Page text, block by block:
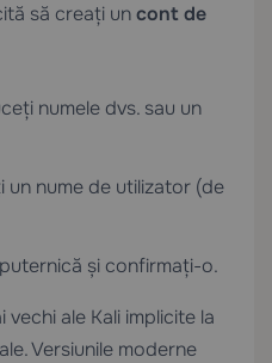
să creați uncont de
numele dvs. sau un
un nume de utilizator (de
și confirmați-o.
vechi ale Kali implicite la
Versiunile moderne